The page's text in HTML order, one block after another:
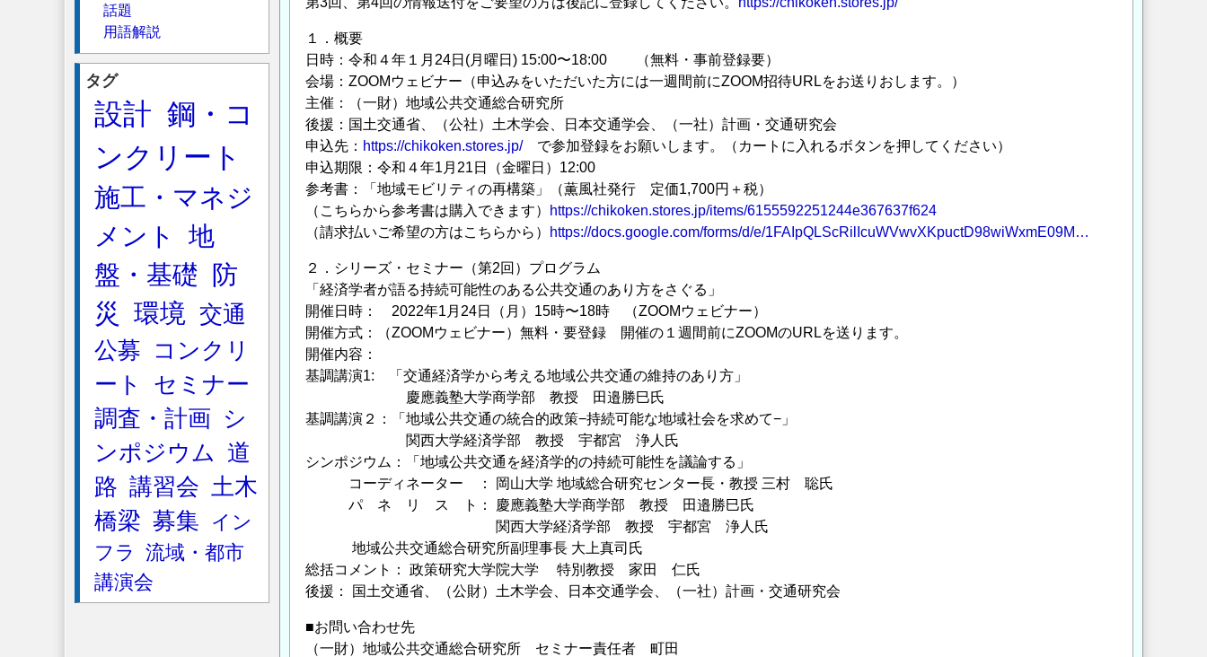
１．概要
日時：令和４年１月24日(月曜日) 15:00〜18:00 （無料・事前登録要）
会場：ZOOMウェビナー（申込みをいただいた方には一週間前にZOOM招待URLをお送りおします。）
主催：（一財）地域公共交通総合研究所
後援：国土交通省、（公社）土木学会、日本交通学会、（一社）計画・交通研究会
申込先： https://chikoken.stores.jp/で参加登録をお願いします。（カートに入れるボタンを押してください）
申込期限：令和４年1月21日（金曜日）12:00
参考書：「地域モビリティの再構築」（薫風社発行 定価1,700円＋税）
（こちらから参考書は購入できます）
https://chikoken.stores.jp/items/6155592251244e367637f624
（請求払いご希望の方はこちらから）
https://docs.google.com/forms/d/e/1FAIpQLScRilIcuWVwvXKpuctD98wiWxmE09M…
２．シリーズ・セミナー（第2回）プログラム
「経済学者が語る持続可能性のある公共交通のあり方をさぐる」
開催日時： 2022年1月24日（月）15時〜18時 （ZOOMウェビナー）
開催方式：（ZOOMウェビナー）無料・要登録 開催の１週間前にZOOMのURLを送ります。
開催内容：
基調講演1: 「交通経済学から考える地域公共交通の維持のあり方」
慶應義塾大学商学部 教授 田邉勝巳氏
基調講演２：「地域公共交通の統合的政策−持続可能な地域社会を求めて−」
関西大学経済学部 教授 宇都宮 浄人氏
シンポジウム：「地域公共交通を経済学的の持続可能性を議論する」
コーディネーター ： 岡山大学 地域総合研究センター長・教授 三村 聡氏
パ ネ リ ス ト： 慶應義塾大学商学部 教授 田邉勝巳氏
関西大学経済学部 教授 宇都宮 浄人氏
地域公共交通総合研究所副理事長 大上真司氏
総括コメント： 政策研究大学院大学 特別教授 家田 仁氏
後援： 国土交通省、（公財）土木学会、日本交通学会、（一社）計画・交通研究会
■お問い合わせ先
（一財）地域公共交通総合研究所 セミナー責任者 町田
話題
用語解説
タグ
設計 鋼・コ
ンクリート
施工・マネジ
メント
地
盤・基礎
防
災
環境 交通
公募
コンクリ
ート
セミナー
調査・計画
シ
ンポジウム 道
路 講習会 土木
橋梁 募集
イン
フラ
流域・都市
講演会